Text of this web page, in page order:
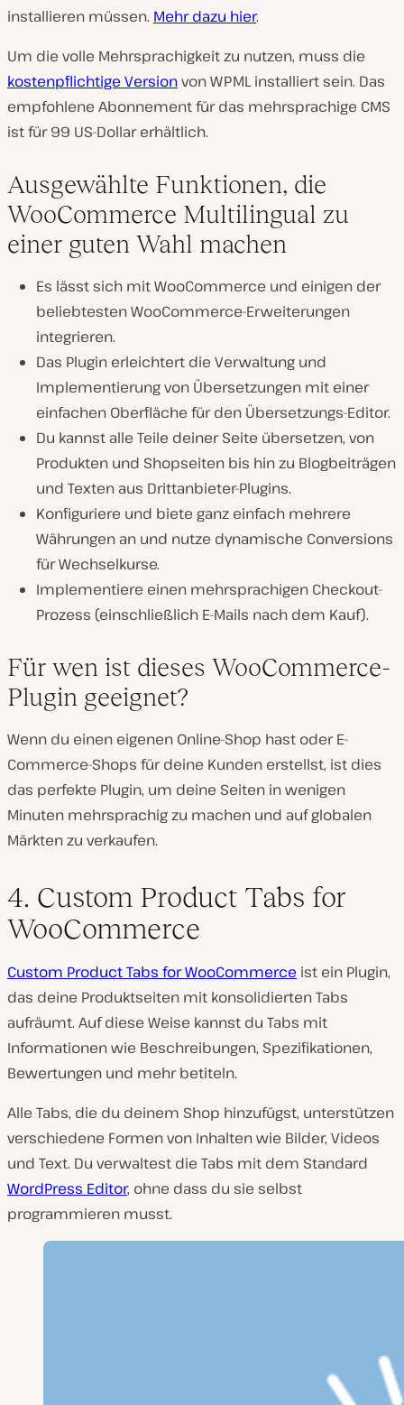
installieren müssen. Mehr dazu hier.
Um die volle Mehrsprachigkeit zu nutzen, muss die
kostenpflichtige Versionvon WPML installiert sein. Das
empfohlene Abonnement für das mehrsprachige CMS
ist für 99 US-Dollar erhältlich.
Ausgewählte Funktionen, die
WooCommerce Multilingual zu
einer guten Wahl machen
Es lässt sich mit WooCommerce und einigen der
beliebtesten WooCommerce-Erweiterungen
integrieren.
Das Plugin erleichtert die Verwaltung und
Implementierung von Übersetzungen mit einer
einfachen Oberfläche für den Übersetzungs-Editor.
Du kannst alle Teile deiner Seite übersetzen, von
Produkten und Shopseiten bis hin zu Blogbeiträgen
und Texten aus Drittanbieter-Plugins.
Konfiguriere und biete ganz einfach mehrere
Währungen an und nutze dynamische Conversions
für Wechselkurse.
Implementiere einen mehrsprachigen Checkout-
Prozess (einschließlich E-Mails nach dem Kauf).
Für wen ist dieses WooCommerce-
Plugin geeignet?
Wenn du einen eigenen Online-Shop hast oder E-
Commerce-Shops für deine Kunden erstellst, ist dies
das perfekte Plugin, um deine Seiten in wenigen
Minuten mehrsprachig zu machen und auf globalen
Märkten zu verkaufen.
4. Custom Product Tabs for
WooCommerce
Custom Product Tabs for WooCommerce ist ein Plugin,
das deine Produktseiten mit konsolidierten Tabs
aufräumt. Auf diese Weise kannst du Tabs mit
Informationen wie Beschreibungen, Spezifikationen,
Bewertungen und mehr betiteln.
Alle Tabs, die du deinem Shop hinzufügst, unterstützen
verschiedene Formen von Inhalten wie Bilder, Videos
und Text. Du verwaltest die Tabs mit dem Standard
WordPress Editor, ohne dass du sie selbst
programmieren musst.